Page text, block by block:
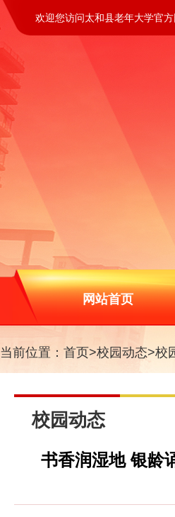
欢迎您访问太和县老年大学官
网站首页
当前位置： 首页>校园动态>校
校园动态
书香润湿地 银龄